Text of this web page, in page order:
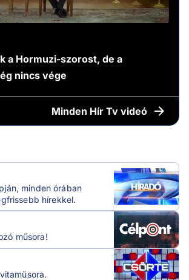
a Hormuzi-szorost, de a
nincs vége
Minden Hír Tv videó
minden órában
hírekkel.
műsora!